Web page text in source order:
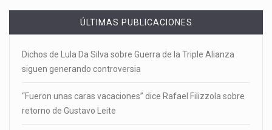
ÚLTIMAS PUBLICACIONES
Dichos de Lula Da Silva sobre Guerra de la Triple Alianza
siguen generando controversia
“Fueron unas caras vacaciones” dice Rafael Filizzola sobre
retorno de Gustavo Leite